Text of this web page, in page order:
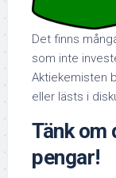
Det finns
som inte
Aktiekemisten
eller lästs i
Tänk om
pengar!